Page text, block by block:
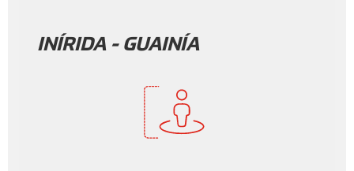
INÍRIDA - GUAINÍA